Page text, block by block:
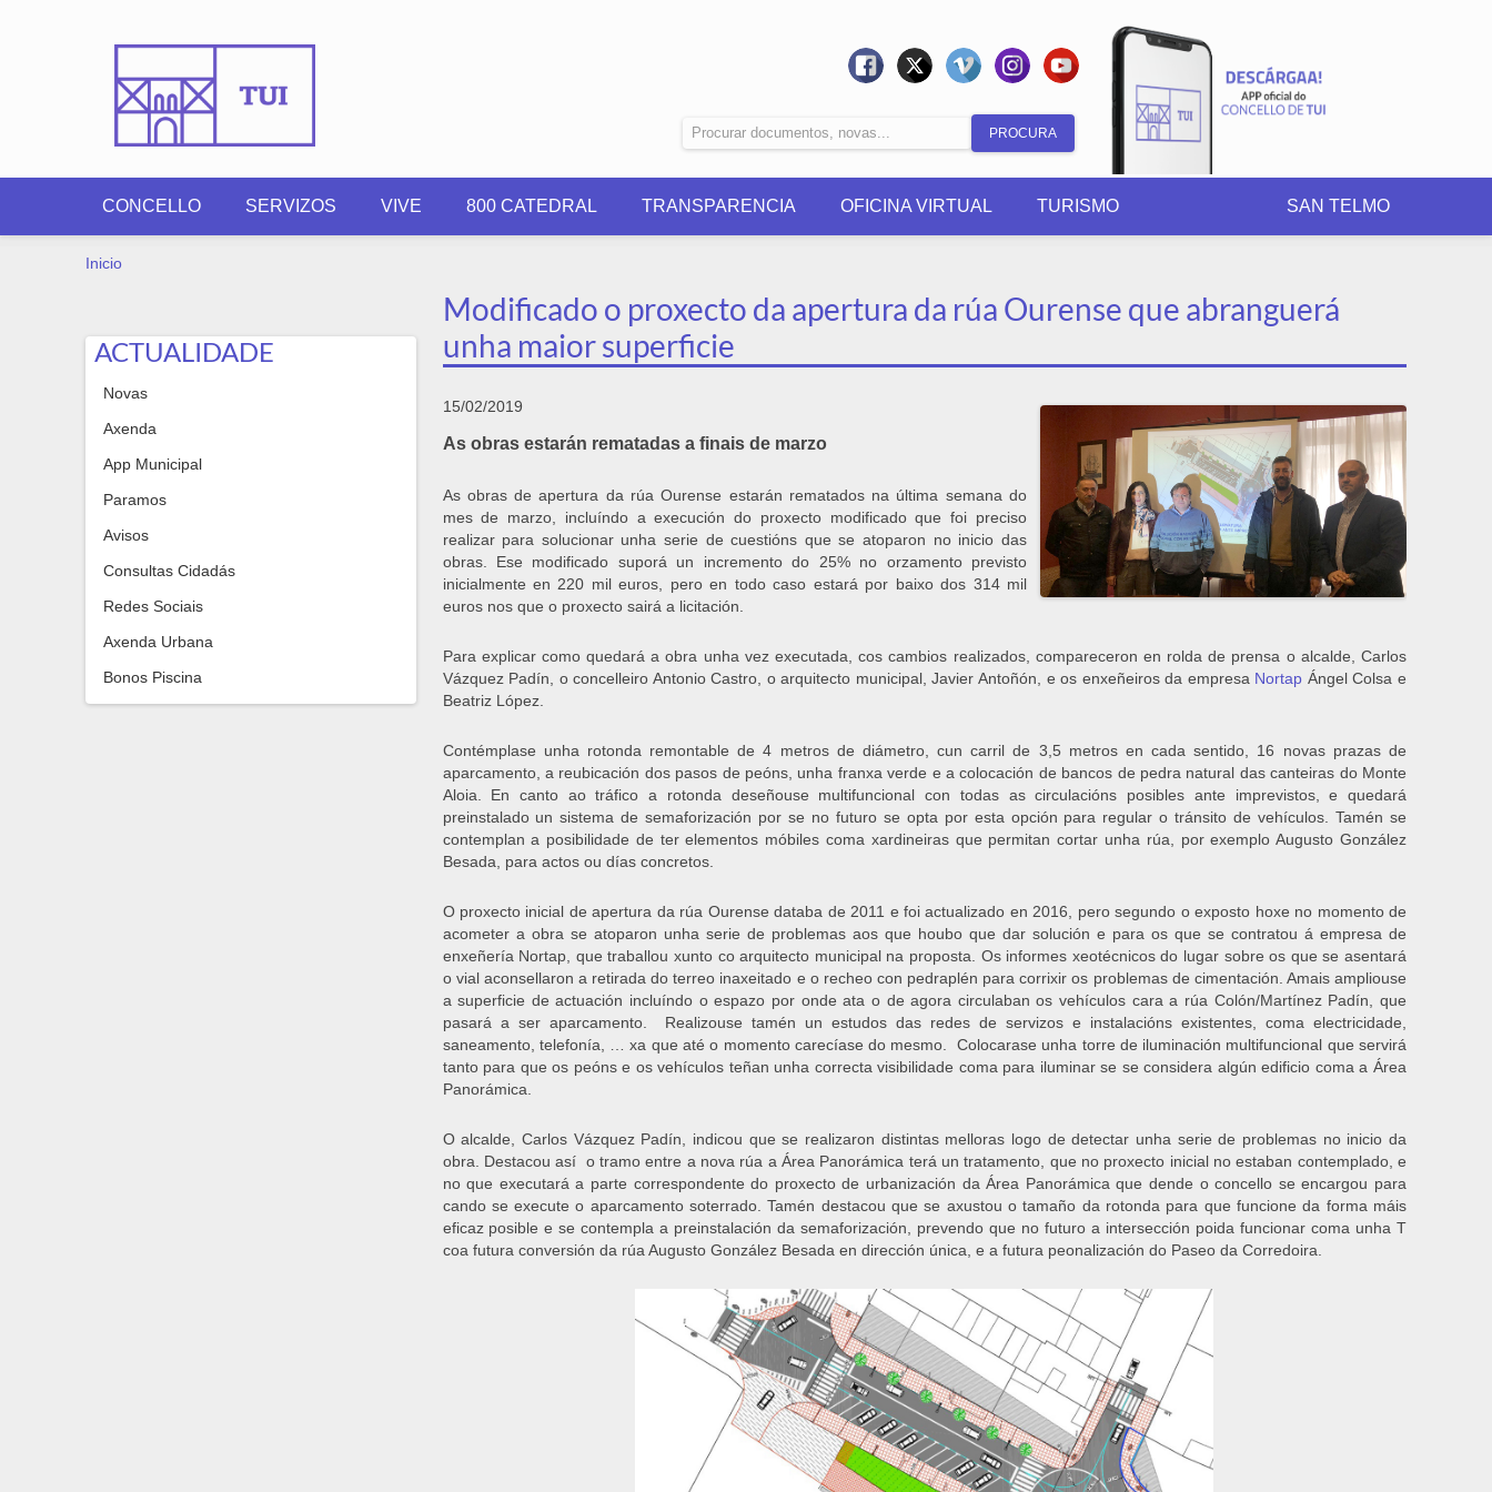
Formulario
de
busca
CONCELLO SERVIZOS VIVE 800 CATEDRAL TRANSPARENCIA OFICINA VIRTUAL TURISMO SAN TELMO
VOSTEDE ESTÁ AQUÍ
Inicio
ACTUALIDADE
Novas
Axenda
App Municipal
Paramos
Avisos
Consultas Cidadás
Redes Sociais
Axenda Urbana
Bonos Piscina
Modificado o proxecto da apertura da rúa Ourense que abranguerá
unha maior superficie
15/02/2019
As obras estarán rematadas a finais de marzo
As obras de apertura da rúa Ourense estarán rematados na última semana do
mes de marzo, incluíndo a execución do proxecto modificado que foi preciso
realizar para solucionar unha serie de cuestións que se atoparon no inicio das
obras. Ese modificado suporá un incremento do 25% no orzamento previsto
inicialmente en 220 mil euros, pero en todo caso estará por baixo dos 314 mil
euros nos que o proxecto sairá a licitación.
Para explicar como quedará a obra unha vez executada, cos cambios realizados, compareceron en rolda de prensa o alcalde, Carlos
Vázquez Padín, o concelleiro Antonio Castro, o arquitecto municipal, Javier Antoñón, e os enxeñeiros da empresa Nortap Ángel Colsa e
Beatriz López.
Contémplase unha rotonda remontable de 4 metros de diámetro, cun carril de 3,5 metros en cada sentido, 16 novas prazas de
aparcamento, a reubicación dos pasos de peóns, unha franxa verde e a colocación de bancos de pedra natural das canteiras do Monte
Aloia. En canto ao tráfico a rotonda deseñouse multifuncional con todas as circulacións posibles ante imprevistos, e quedará
preinstalado un sistema de semaforización por se no futuro se opta por esta opción para regular o tránsito de vehículos. Tamén se
contemplan a posibilidade de ter elementos móbiles coma xardineiras que permitan cortar unha rúa, por exemplo Augusto González
Besada, para actos ou días concretos.
O proxecto inicial de apertura da rúa Ourense databa de 2011 e foi actualizado en 2016, pero segundo o exposto hoxe no momento de
acometer a obra se atoparon unha serie de problemas aos que houbo que dar solución e para os que se contratou á empresa de
enxeñería Nortap, que traballou xunto co arquitecto municipal na proposta. Os informes xeotécnicos do lugar sobre os que se asentará
o vial aconsellaron a retirada do terreo inaxeitado e o recheo con pedraplén para corrixir os problemas de cimentación. Amais ampliouse
a superficie de actuación incluíndo o espazo por onde ata o de agora circulaban os vehículos cara a rúa Colón/Martínez Padín, que
pasará a ser aparcamento. Realizouse tamén un estudos das redes de servizos e instalacións existentes, coma electricidade,
saneamento, telefonía, … xa que até o momento carecíase do mesmo. Colocarase unha torre de iluminación multifuncional que servirá
tanto para que os peóns e os vehículos teñan unha correcta visibilidade coma para iluminar se se considera algún edificio coma a Área
Panorámica.
O alcalde, Carlos Vázquez Padín, indicou que se realizaron distintas melloras logo de detectar unha serie de problemas no inicio da
obra. Destacou así o tramo entre a nova rúa a Área Panorámica terá un tratamento, que no proxecto inicial no estaban contemplado, e
no que executará a parte correspondente do proxecto de urbanización da Área Panorámica que dende o concello se encargou para
cando se execute o aparcamento soterrado. Tamén destacou que se axustou o tamaño da rotonda para que funcione da forma máis
eficaz posible e se contempla a preinstalación da semaforización, prevendo que no futuro a intersección poida funcionar coma unha T
coa futura conversión da rúa Augusto González Besada en dirección única, e a futura peonalización do Paseo da Corredoira.